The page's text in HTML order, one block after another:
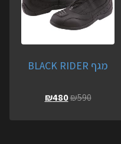
מגף BLACK RIDER
₪590
₪480